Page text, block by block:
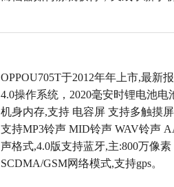
OPPOU705T于2012年年上市,最新
4.0操作系统，2020毫安时锂电池
机身内存,支持 电容屏 支持多触摸
支持MP3铃声 MID铃声 WAV铃声
声格式,4.0版支持蓝牙,主:800万像
SCDMA/GSM网络模式,支持gps。